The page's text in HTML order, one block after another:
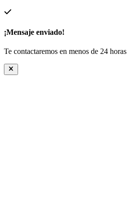
¡Mensaje enviado!
Te contactaremos en menos de 24 horas